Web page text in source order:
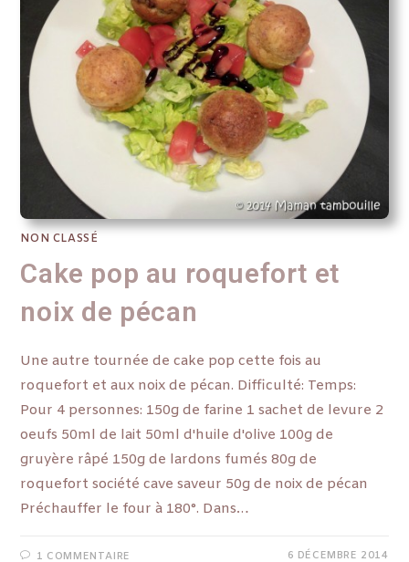
NON CLASSÉ
Cake pop au roquefort et
noix de pécan
Une autre tournée de cake pop cette fois au
roquefort et aux noix de pécan. Difficulté: Temps:
Pour 4 personnes: 150g de farine 1 sachet de levure 2
oeufs 50ml de lait 50ml d'huile d'olive 100g de
gruyère râpé 150g de lardons fumés 80g de
roquefort société cave saveur 50g de noix de pécan
Préchauffer le four à 180°. Dans…
1 COMMENTAIRE 6 DÉCEMBRE 2014